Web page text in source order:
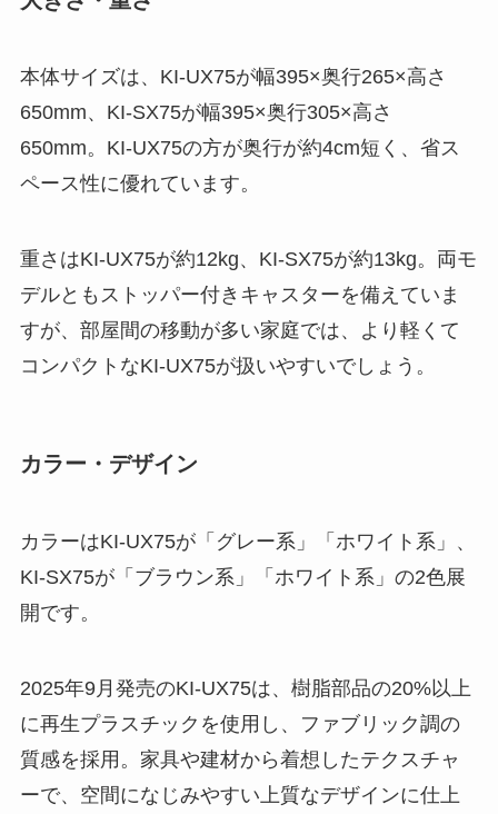
本体サイズは、KI-UX75が幅395×奥行265×高さ
650mm、KI-SX75が幅395×奥行305×高さ
650mm。KI-UX75の方が奥行が約4cm短く、省ス
ペース性に優れています。
重さはKI-UX75が約12kg、KI-SX75が約13kg。両モ
デルともストッパー付きキャスターを備えていま
すが、部屋間の移動が多い家庭では、より軽くて
コンパクトなKI-UX75が扱いやすいでしょう。
カラー・デザイン
カラーはKI-UX75が「グレー系」「ホワイト系」、
KI-SX75が「ブラウン系」「ホワイト系」の2色展
開です。
2025年9月発売のKI-UX75は、樹脂部品の20%以上
に再生プラスチックを使用し、ファブリック調の
質感を採用。家具や建材から着想したテクスチャ
ーで、空間になじみやすい上質なデザインに仕上